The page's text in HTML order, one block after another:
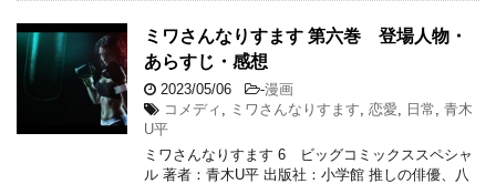
ミワさんなりすます 第六巻 登場人物・
あらすじ・感想
2023/05/06 -漫画
コメディ
ミワさんなりすます 恋愛 日常 青木
U平
ミワさんなりすます 6 ビッグコミックススペシャ
ル 著者：青木U平 出版社：小学館 推しの俳優、八